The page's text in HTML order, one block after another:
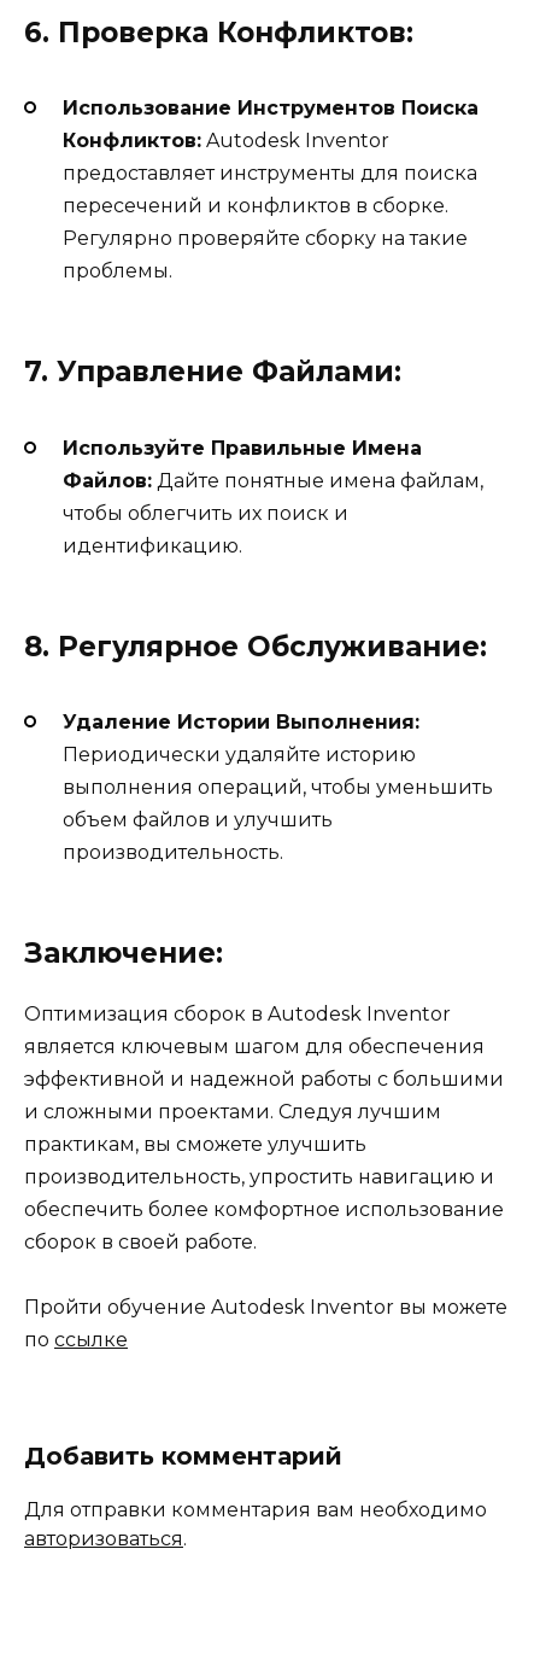
6. Проверка Конфликтов:
Использование Инструментов Поиска
Конфликтов: Autodesk Inventor
предоставляет инструменты для поиска
пересечений и конфликтов в сборке.
Регулярно проверяйте сборку на такие
проблемы.
7. Управление Файлами:
Используйте Правильные Имена
Файлов: Дайте понятные имена файлам,
чтобы облегчить их поиск и
идентификацию.
8. Регулярное Обслуживание:
Удаление Истории Выполнения:
Периодически удаляйте историю
выполнения операций, чтобы уменьшить
объем файлов и улучшить
производительность.
Заключение:
Оптимизация сборок в Autodesk Inventor
является ключевым шагом для обеспечения
эффективной и надежной работы с большими
и сложными проектами. Следуя лучшим
практикам, вы сможете улучшить
производительность, упростить навигацию и
обеспечить более комфортное использование
сборок в своей работе.
Пройти обучение Autodesk Inventor вы можете
по ссылке
Добавить комментарий
Для отправки комментария вам необходимо
авторизоваться.